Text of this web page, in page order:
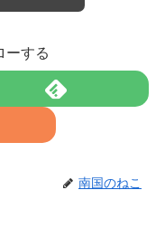
ーする
南国のねこ